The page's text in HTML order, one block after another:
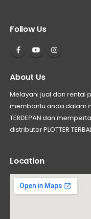
Follow Us
About Us
Melayani jual dan rental
membantu anda dalam
TERDEPAN dan
distributor PLOTTER
Location